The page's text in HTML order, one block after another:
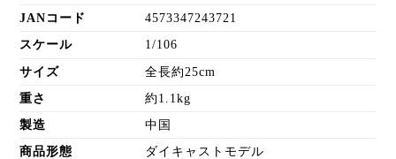
JANコード 4573347243721
スケール 1/106
サイズ 全長約25cm
重さ 約1.1kg
製造 中国
商品形態 ダイキャストモデル